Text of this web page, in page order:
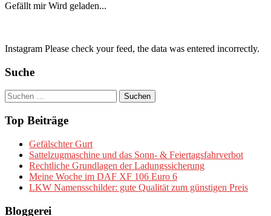
Gefällt mir Wird geladen...
Instagram Please check your feed, the data was entered incorrectly.
Suche
Suchen
nach:
Top Beiträge
Gefälschter Gurt
Sattelzugmaschine und das Sonn- & Feiertagsfahrverbot
Rechtliche Grundlagen der Ladungssicherung
Meine Woche im DAF XF 106 Euro 6
LKW Namensschilder: gute Qualität zum günstigen Preis
Bloggerei